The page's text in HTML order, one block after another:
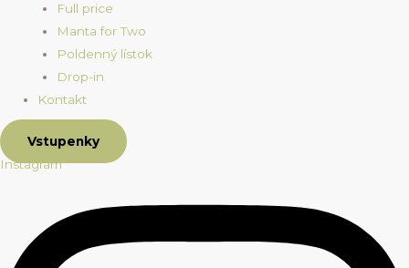
Full price
Manta for Two
Poldenný lístok
Drop-in
Kontakt
Vstupenky
Instagram